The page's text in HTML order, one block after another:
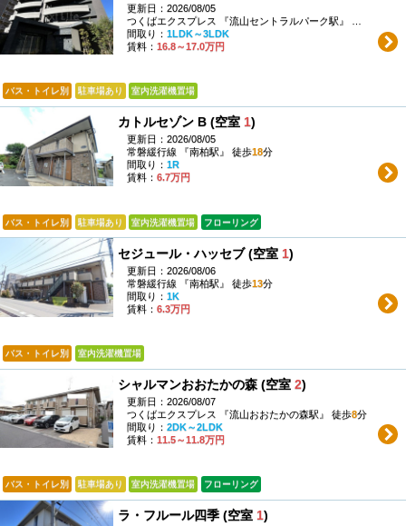
更新日：2026/08/05
つくばエクスプレス 『流山セントラルパーク駅』 徒歩
間取り： 1LDK～3LDK
賃料： 16.8～17.0万円
バス・トイレ別 駐車場あり 室内洗濯機置場
カトルセゾン B (空室 1)
更新日：2026/08/05
常磐緩行線 『南柏駅』 徒歩18分
間取り： 1R
賃料： 6.7万円
バス・トイレ別 駐車場あり 室内洗濯機置場 フローリング
セジュール・ハッセブ (空室 1)
更新日：2026/08/06
常磐緩行線 『南柏駅』 徒歩13分
間取り： 1K
賃料： 6.3万円
バス・トイレ別 室内洗濯機置場
シャルマンおおたかの森 (空室 2)
更新日：2026/08/07
つくばエクスプレス 『流山おおたかの森駅』 徒歩8分
間取り： 2DK～2LDK
賃料： 11.5～11.8万円
バス・トイレ別 駐車場あり 室内洗濯機置場 フローリング
ラ・フルール四季 (空室 1)